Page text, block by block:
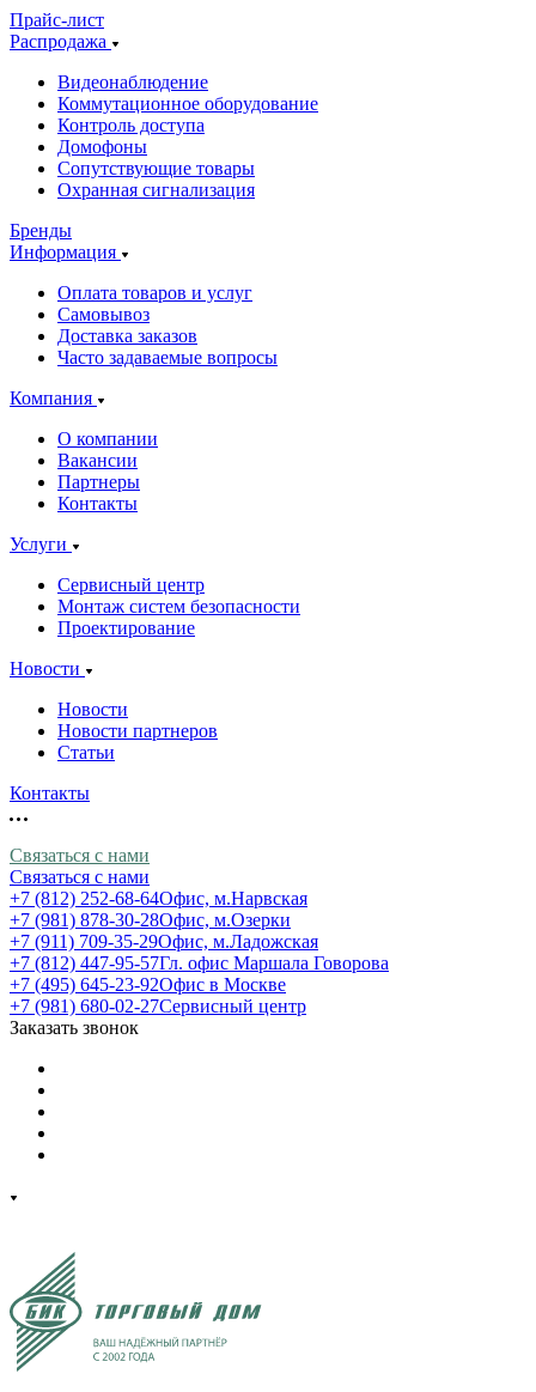
Прайс-лист
Распродажа
Видеонаблюдение
Коммутационное оборудование
Контроль доступа
Домофоны
Сопутствующие товары
Охранная сигнализация
Бренды
Информация
Оплата товаров и услуг
Самовывоз
Доставка заказов
Часто задаваемые вопросы
Компания
О компании
Вакансии
Партнеры
Контакты
Услуги
Сервисный центр
Монтаж систем безопасности
Проектирование
Новости
Новости
Новости партнеров
Статьи
Контакты
Связаться с нами
Связаться с нами
+7 (812) 252-68-64Офис, м.Нарвская
+7 (981) 878-30-28Офис, м.Озерки
+7 (911) 709-35-29Офис, м.Ладожская
+7 (812) 447-95-57Гл. офис Маршала Говорова
+7 (495) 645-23-92Офис в Москве
+7 (981) 680-02-27Сервисный центр
Заказать звонок